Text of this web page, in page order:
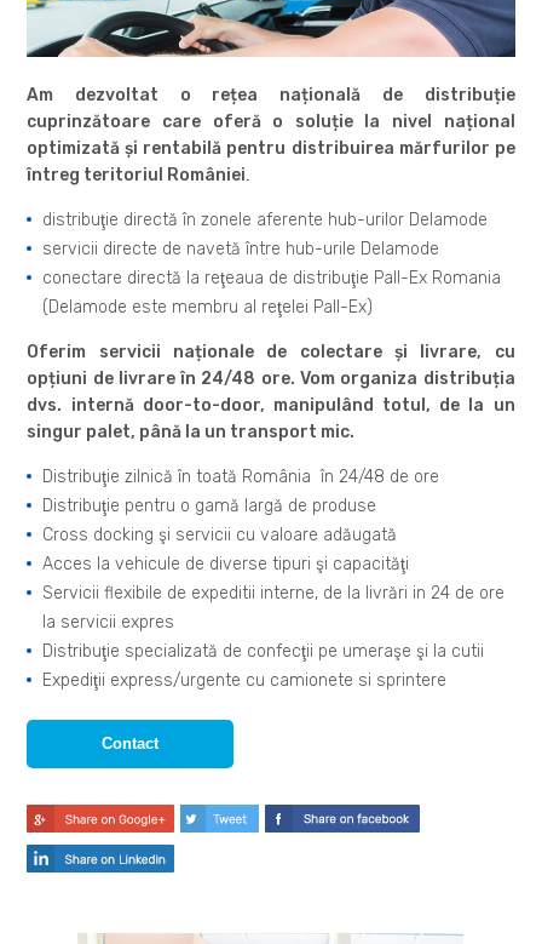
Am dezvoltat o rețea națională de distribuție
cuprinzătoare care oferă o soluție la nivel național
optimizată și rentabilă pentru distribuirea mărfurilor pe
întreg teritoriul României.
distribuţie directă în zonele aferente hub-urilor Delamode
servicii directe de navetă între hub-urile Delamode
conectare directă la reţeaua de distribuţie Pall-Ex Romania
(Delamode este membru al reţelei Pall-Ex)
Oferim servicii naționale de colectare și livrare, cu
opțiuni de livrare în 24/48 ore. Vom organiza distribuția
dvs. internă door-to-door, manipulând totul, de la un
singur palet, până la un transport mic.
Distribuţie zilnică în toată România în 24/48 de ore
Distribuţie pentru o gamă largă de produse
Cross docking şi servicii cu valoare adăugată
Acces la vehicule de diverse tipuri şi capacităţi
Servicii flexibile de expeditii interne, de la livrări in 24 de ore
la servicii expres
Distribuţie specializată de confecţii pe umeraşe şi la cutii
Expediţii express/urgente cu camionete si sprintere
Contact